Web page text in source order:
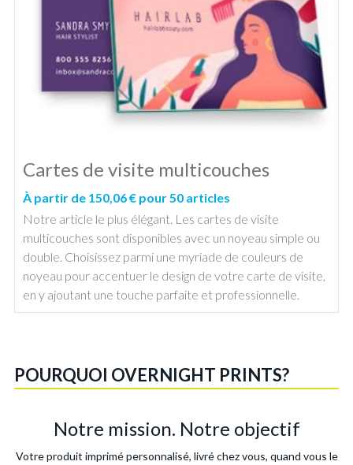
Cartes de visite multicouches
À partir de 150,06 € pour 50 articles
Notre article le plus élégant. Les cartes de visite
multicouches sont disponibles avec un noyeau simple ou
double. Choisissez parmi une myriade de couleurs de
noyeau pour accentuer le design de votre carte de visite,
en y ajoutant une touche parfaite et professionnelle.
POURQUOI OVERNIGHT PRINTS?
Notre mission. Notre objectif
Votre produit imprimé personnalisé, livré chez vous, quand vous le